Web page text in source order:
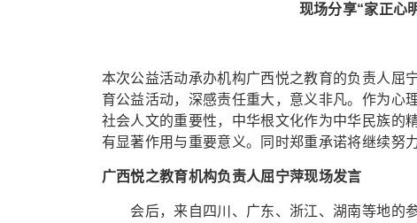
现场分享“家正心
本次公益活动承办机构广西悦之教育的负责人屈
育公益活动，深感责任重大，意义非凡。作为心
社会人文的重要性，中华根文化作为中华民族的
有显著作用与重要意义。同时郑重承诺将继续努
广西悦之教育机构负责人屈宁萍现场发言
会后，来自四川、广东、浙江、湖南等地的参